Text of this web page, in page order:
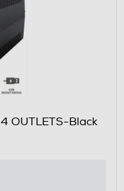
OUTLETS-Black